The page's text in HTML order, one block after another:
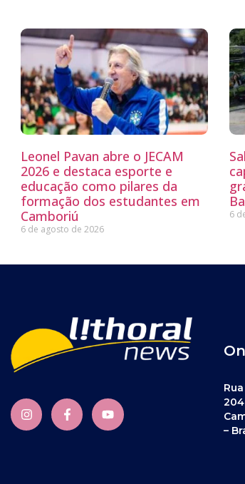
Leonel Pavan abre o JECAM
2026 e destaca esporte e
educação como pilares da
formação dos estudantes em
Camboriú
6 de agosto de 2026
6
–